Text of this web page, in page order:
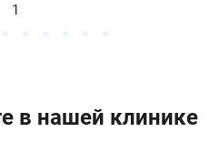
1
в нашей клинике